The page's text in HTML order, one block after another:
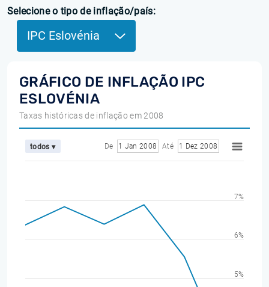
Selecione o tipo de inflação/país:
IPC Eslovénia
GRÁFICO DE INFLAÇÃO IPC
ESLOVÉNIA
Taxas históricas de inflação em 2008
todos ▾ De 1 Jan 2008 Até 1 Dez 2008
5%
6%
7%